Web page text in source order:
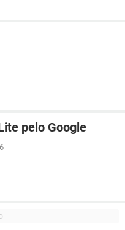
pelo Google